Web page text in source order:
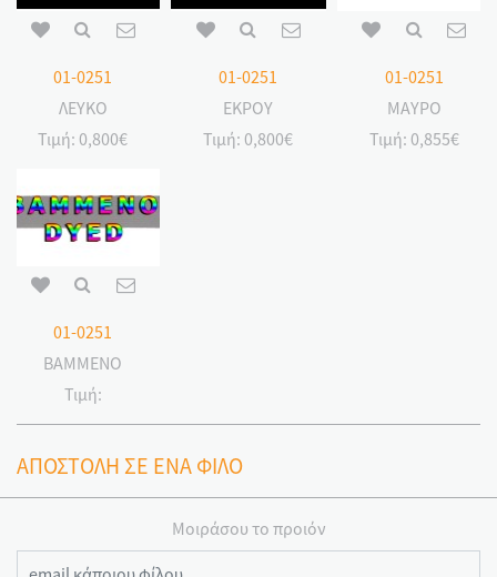
01-0251
ΛΕΥΚΟ
Τιμή: 0,800€
01-0251
ΕΚΡΟΥ
Τιμή: 0,800€
01-0251
ΜΑΥΡΟ
Τιμή: 0,855€
01-0251
ΒΑΜΜΕΝΟ
Τιμή:
ΑΠΟΣΤΟΛΗ ΣΕ ΕΝΑ ΦΙΛΟ
Μοιράσου το προιόν